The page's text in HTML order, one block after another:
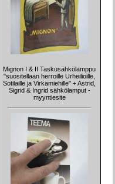
Mignon I & II Taskusähkölamppu
"suositellaan herroille Urheilioille,
Sotilaille ja Virkamiehille" + Astrid,
Sigrid & Ingrid sähkölamput -
myyntiesite